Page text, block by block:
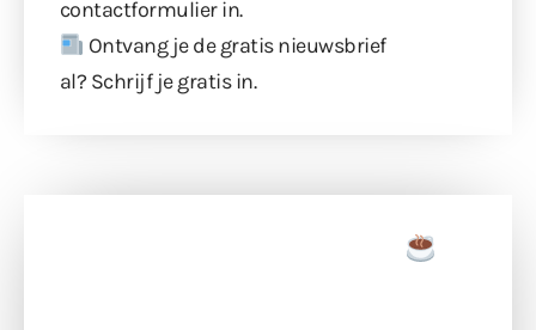
contactformulierin.
Ontvang je de gratis nieuwsbrief
al? Schrijf je gratis in.